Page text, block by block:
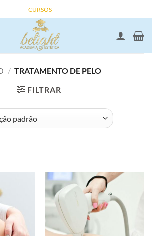
CURSOS
/ TRATAMENTO DE PELO
FILTRAR